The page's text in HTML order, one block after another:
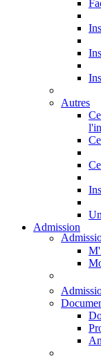
Autres
Admission